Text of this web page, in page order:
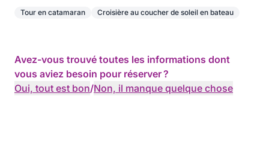
Tour en catamaran Croisière au coucher de soleil en bateau
Avez-vous trouvé toutes les informations dont
vous aviez besoin pour réserver ?
Oui, tout est bon/Non, il manque quelque chose